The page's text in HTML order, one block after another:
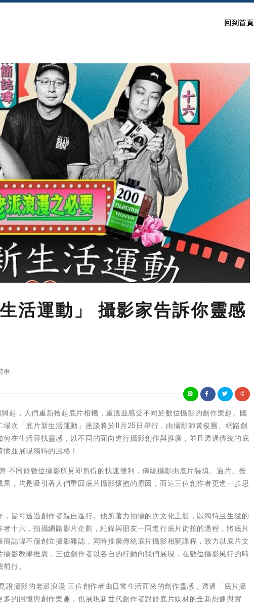
回到首頁
活運動」 攝影家告訴你靈感
事
起，人們重新拾起底片相機，重溫並感受不同於數位攝影的創作樂趣。國
次「底片新生活運動」座談將於11月25日舉行，由攝影師黃俊團、網路創
在生活尋找靈感，以不同的面向進行攝影創作與推廣，並且透過傳統的底
並展現獨特的風格！
不同於數位攝影所見即所得的快速便利，傳統攝影由底片裝填、過片、按
，均是吸引著人們重回底片攝影懷抱的原因，而這三位創作者更進一步思
皆可透過創作者親自進行。他所著力拍攝的次文化主題，以獨特且生猛的
十六，拍攝網路影片企劃，紀錄與朋友一同進行底片街拍的過程，將底片
誌瑋不僅創立攝影雜誌，同時推廣傳統底片攝影相關課程，致力以底片文
影教學推廣，三位創作者以各自的行動向我們展現，在數位攝影風行的時
行。
攝影的老派浪漫 三位創作者由日常生活而來的創作靈感，透過「底片攝
的回憶與創作樂趣，也展現新世代創作者對於底片媒材的全新想像與實